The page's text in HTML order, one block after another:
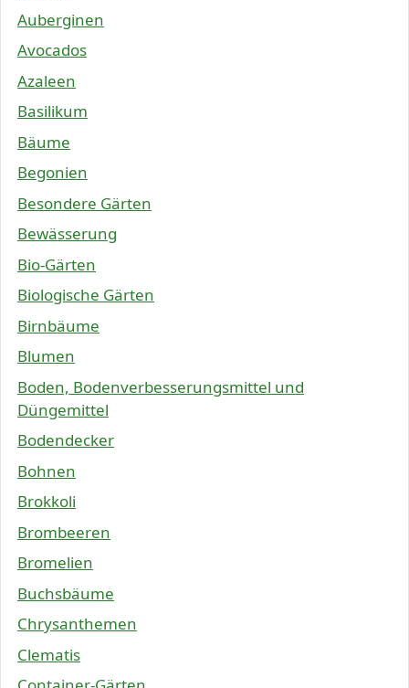
Auberginen
Avocados
Azaleen
Basilikum
Bäume
Begonien
Besondere Gärten
Bewässerung
Bio-Gärten
Biologische Gärten
Birnbäume
Blumen
Boden, Bodenverbesserungsmittel und
Düngemittel
Bodendecker
Bohnen
Brokkoli
Brombeeren
Bromelien
Buchsbäume
Chrysanthemen
Clematis